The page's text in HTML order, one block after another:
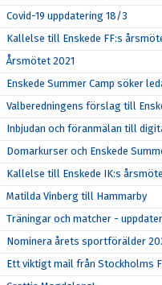
Covid-19 uppdatering 18/3
Kallelse till Enskede FF:s
Årsmötet 2021
Enskede Summer Camp söker
Valberedningens förslag till
Inbjudan och föranmälan till
Domarkurser och Enskede
Kallelse till Enskede IK:s
Matilda Vinberg till Hammarby
Träningar och matcher -
Nominera årets sportförälder
Ett viktigt mail från Stockholms